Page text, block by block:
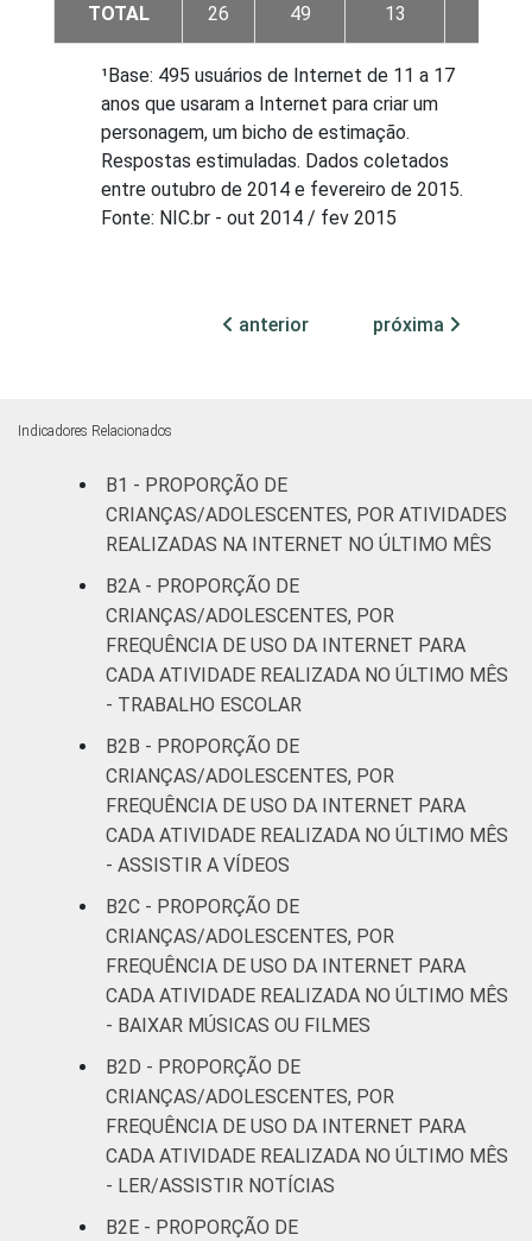
TOTAL 26 49 13
¹Base: 495 usuários de Internet de 11 a 17
anos que usaram a Internet para criar um
personagem, um bicho de estimação.
Respostas estimuladas. Dados coletados
entre outubro de 2014 e fevereiro de 2015.
Fonte: NIC.br - out 2014 / fev 2015
anterior próxima
Indicadores Relacionados
B1 - PROPORÇÃO DE
CRIANÇAS/ADOLESCENTES, POR ATIVIDADES
REALIZADAS NA INTERNET NO ÚLTIMO MÊS
B2A - PROPORÇÃO DE
CRIANÇAS/ADOLESCENTES, POR
FREQUÊNCIA DE USO DA INTERNET PARA
CADA ATIVIDADE REALIZADA NO ÚLTIMO MÊS
- TRABALHO ESCOLAR
B2B - PROPORÇÃO DE
CRIANÇAS/ADOLESCENTES, POR
FREQUÊNCIA DE USO DA INTERNET PARA
CADA ATIVIDADE REALIZADA NO ÚLTIMO MÊS
- ASSISTIR A VÍDEOS
B2C - PROPORÇÃO DE
CRIANÇAS/ADOLESCENTES, POR
FREQUÊNCIA DE USO DA INTERNET PARA
CADA ATIVIDADE REALIZADA NO ÚLTIMO MÊS
- BAIXAR MÚSICAS OU FILMES
B2D - PROPORÇÃO DE
CRIANÇAS/ADOLESCENTES, POR
FREQUÊNCIA DE USO DA INTERNET PARA
CADA ATIVIDADE REALIZADA NO ÚLTIMO MÊS
- LER/ASSISTIR NOTÍCIAS
B2E - PROPORÇÃO DE